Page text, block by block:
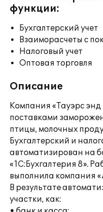
функции:
Бухгалтерский учет
Взаиморасчеты с
Налоговый учет
Оптовая торговля
Описание
Компания «Тауэрс
поставками
птицы, молочных
Бухгалтерский и
автоматизирован на
«1С:Бухгалтерия 8».
выполнила компания
В результате
участки, как: